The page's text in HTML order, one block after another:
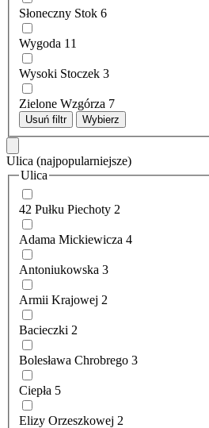
Słoneczny Stok 6
Wygoda 11
Wysoki Stoczek 3
Zielone Wzgórza 7
Usuń filtr Wybierz
Ulica (najpopularniejsze)
Ulica
42 Pułku Piechoty 2
Adama Mickiewicza 4
Antoniukowska 3
Armii Krajowej 2
Bacieczki 2
Bolesława Chrobrego 3
Ciepła 5
Elizy Orzeszkowej 2